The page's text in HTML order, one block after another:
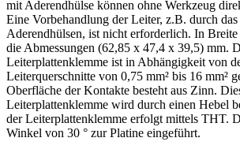
mit Aderendhülse können ohne Werkzeug
Eine Vorbehandlung der Leiter, z.B. durch
Aderendhülsen, ist nicht erforderlich. In
die Abmessungen (62,85 x 47,4 x 39,5) mm.
Leiterplattenklemme ist in Abhängigkeit von
Leiterquerschnitte von 0,75 mm² bis 16 mm²
Oberfläche der Kontakte besteht aus Zinn.
Leiterplattenklemme wird durch einen Hebel
der Leiterplattenklemme erfolgt mittels THT.
Winkel von 30 ° zur Platine eingeführt.